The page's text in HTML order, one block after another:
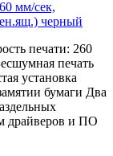
мм/сек,
черный
печати: 260
печать
установка
бумаги Два
драйверов и ПО